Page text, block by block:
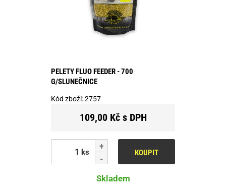
PELETY FLUO FEEDER - 700
G/SLUNEČNICE
Kód zboží:2757
109,00 Kč s DPH
ks KOUPIT
Skladem